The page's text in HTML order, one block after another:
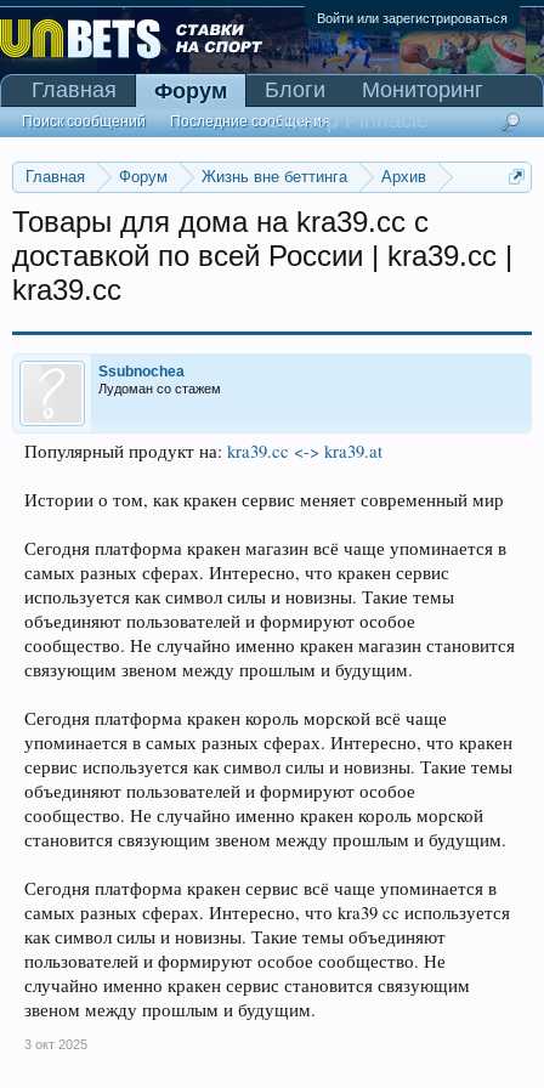
Войти или зарегистрироваться
Главная Форум Жизнь вне беттинга
Архив
Товары для дома на kra39.cc с
доставкой по всей России | kra39.cc |
kra39.cc
Ssubnochea
Лудоман со стажем
Популярный продукт на: kra39.cc <-> kra39.at
Истории о том, как кракен сервис меняет современный мир
Сегодня платформа кракен магазин всё чаще упоминается в
самых разных сферах. Интересно, что кракен сервис
используется как символ силы и новизны. Такие темы
объединяют пользователей и формируют особое
сообщество. Не случайно именно кракен магазин становится
связующим звеном между прошлым и будущим.
Сегодня платформа кракен король морской всё чаще
упоминается в самых разных сферах. Интересно, что кракен
сервис используется как символ силы и новизны. Такие темы
объединяют пользователей и формируют особое
сообщество. Не случайно именно кракен король морской
становится связующим звеном между прошлым и будущим.
Сегодня платформа кракен сервис всё чаще упоминается в
самых разных сферах. Интересно, что kra39 cc используется
как символ силы и новизны. Такие темы объединяют
пользователей и формируют особое сообщество. Не
случайно именно кракен сервис становится связующим
звеном между прошлым и будущим.
3 окт 2025
Главная Форум
Поиск сообщений Последние сообщения
Блоги
Мониторинг
Сканер Pinnacle